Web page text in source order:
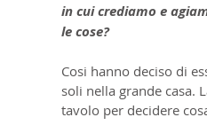
in cui crediamo e
le cose?
Cosi hanno deciso di
soli nella grande casa.
tavolo per decidere